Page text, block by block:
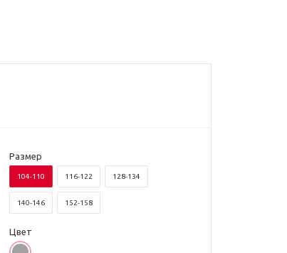
Размер
104-110 116-122 128-134
140-146 152-158
Цвет